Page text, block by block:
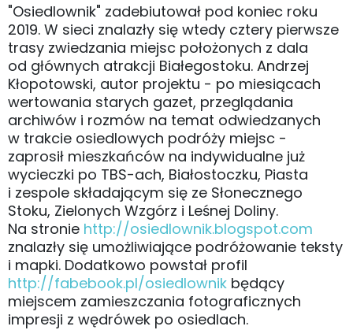
"Osiedlownik" zadebiutował pod koniec roku
2019. W sieci znalazły się wtedy cztery pierwsze
trasy zwiedzania miejsc położonych z dala
od głównych atrakcji Białegostoku. Andrzej
Kłopotowski, autor projektu - po miesiącach
wertowania starych gazet, przeglądania
archiwów i rozmów na temat odwiedzanych
w trakcie osiedlowych podróży miejsc -
zaprosił mieszkańców na indywidualne już
wycieczki po TBS-ach, Białostoczku, Piasta
i zespole składającym się ze Słonecznego
Stoku, Zielonych Wzgórz i Leśnej Doliny.
Na stronie http://osiedlownik.blogspot.com
znalazły się umożliwiające podróżowanie teksty
i mapki. Dodatkowo powstał profil
http://fabebook.pl/osiedlownik będący
miejscem zamieszczania fotograficznych
impresji z wędrówek po osiedlach.